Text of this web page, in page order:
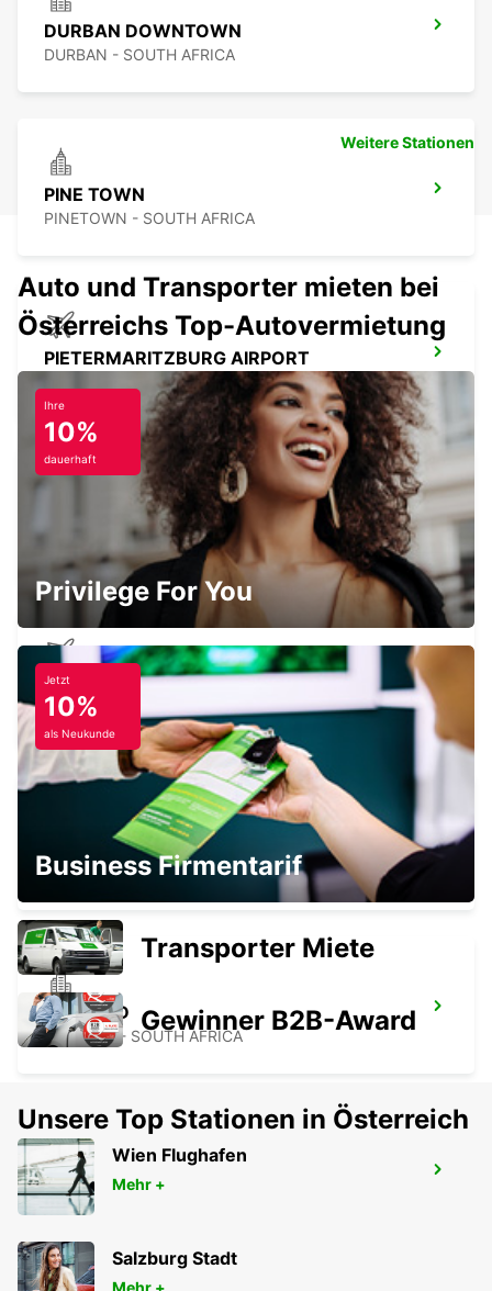
DURBAN DOWNTOWN
DURBAN - SOUTH AFRICA
PINE TOWN
PINETOWN - SOUTH AFRICA
PIETERMARITZBURG AIRPORT
PIETERMARITZBURG - SOUTH AFRICA
MARGATE AIRPORT
MARGATE - SOUTH AFRICA
RICHARDS BAY FLGHF
RICHARDS BAY - SOUTH AFRICA
LADYSMITH
LADYSMITH - SOUTH AFRICA
KOKSTAD
KOKSTAD - SOUTH AFRICA
NEWCASTLE
NEWCASTLE - SOUTH AFRICA
Weitere Stationen
Auto und Transporter mieten bei
Österreichs Top-Autovermietung
Ihre
10%
dauerhaft
Privilege For You
Jetzt
10%
als Neukunde
Business Firmentarif
Transporter Miete
Gewinner B2B-Award
Unsere Top Stationen in Österreich
Wien Flughafen
Mehr +
Salzburg Stadt